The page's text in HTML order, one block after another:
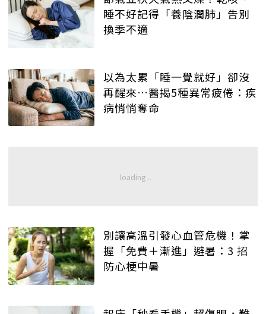
睡不好記得「養陰潤肺」告別
換季不適
以為太累「睡一覺就好」卻沒
再醒來…醫揭5種異常疲倦：疾
病悄悄奪命
別讓高溫引發心血管危機！掌
握「免費＋漸進」避暑：3 招
防心梗中暑